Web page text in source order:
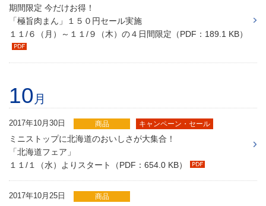
期間限定 今だけお得！
「極旨肉まん」１５０円セール実施
１１/６（月）～１１/９（木）の４日間限定（PDF：189.1 KB）
10 月
2017年10月30日 商品 キャンペーン・セール
ミニストップに北海道のおいしさが大集合！
「北海道フェア」
１１/１（水）よりスタート（PDF：654.0 KB）
2017年10月25日 商品